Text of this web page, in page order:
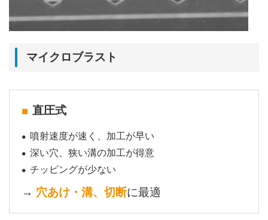
マイクロブラスト
直圧式
噴射速度が速く、加工が早い
深い穴、狭い溝の加工が得意
チッピングが少ない
→ 穴あけ・溝、切断に最適